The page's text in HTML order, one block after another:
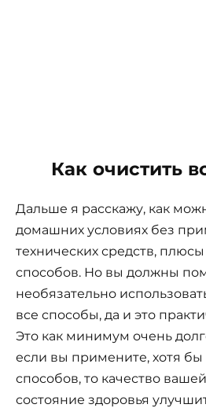
Как очистить
Дальше я расскажу, как
домашних условиях без
технических средств,
способов. Но вы должны
необязательно
все способы, да и это
Это как минимум очень
если вы примените, хотя бы
способов, то качество
состояние здоровья